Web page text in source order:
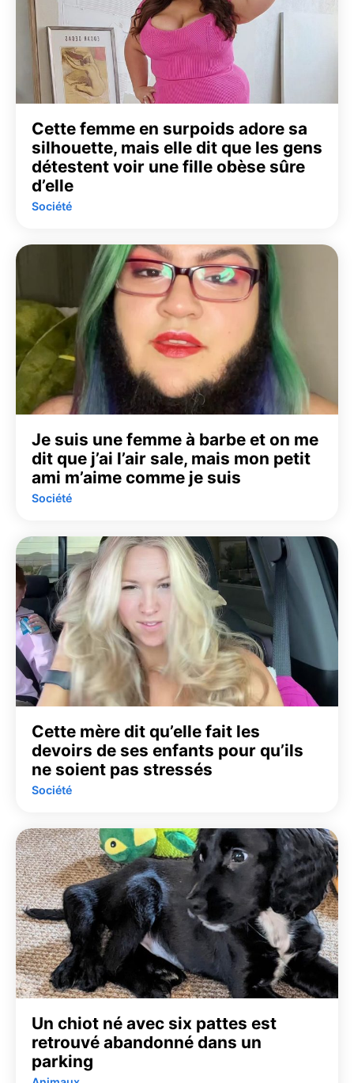
Cette femme en surpoids adore sa
silhouette, mais elle dit que les gens
détestent voir une fille obèse sûre
d’elle
Société
Je suis une femme à barbe et on me
dit que j’ai l’air sale, mais mon petit
ami m’aime comme je suis
Société
Cette mère dit qu’elle fait les
devoirs de ses enfants pour qu’ils
ne soient pas stressés
Société
Un chiot né avec six pattes est
retrouvé abandonné dans un
parking